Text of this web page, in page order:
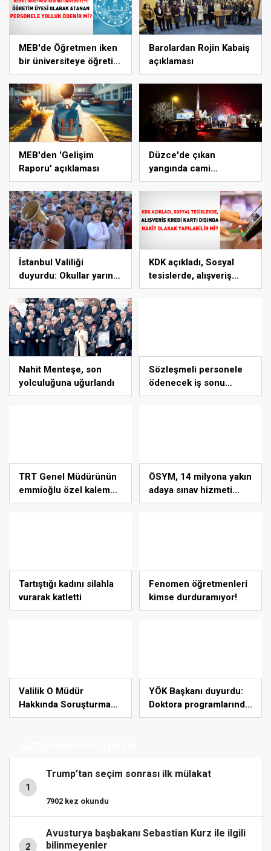
MEB'de Öğretmen iken
bir üniversiteye öğretim
üyesi olarak atanan
personele yolluk ödenir
mi?
Barolardan Rojin Kabaiş
açıklaması
MEB'den 'Gelişim
Raporu' açıklaması
Düzce'de çıkan
yangında cami
kullanılmaz hale geldi
İstanbul Valiliği
duyurdu: Okullar yarın
bu saatte kapanacak
KDK açıkladı, Sosyal
tesislerde, alışveriş
kredi kartı dışında nakit
Nahit Menteşe, son
yolculuğuna uğurlandı
Sözleşmeli personele
ödenecek iş sonu
tazminatının hesabında
TRT Genel Müdürünün
emmioğlu özel kalem
müdürü yapılmış
ÖSYM, 14 milyona yakın
adaya sınav hizmeti
verdi
Tartıştığı kadını silahla
vurarak katletti
Fenomen öğretmenleri
kimse durduramıyor!
Valilik O Müdür
Hakkında Soruşturma
Başlattı
YÖK Başkanı duyurdu:
Doktora programlarında
yeni müfredat geliyor
1
Trump’tan seçim sonrası ilk mülakat
7902 kez okundu
2
Avusturya başbakanı Sebastian Kurz ile ilgili
bilinmeyenler